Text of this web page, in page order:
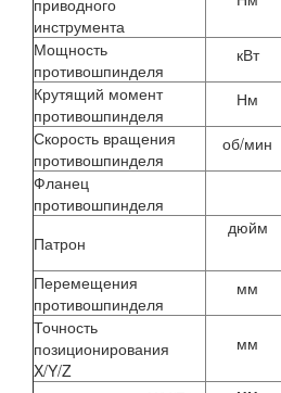
приводного
инструмента
Мощность
противошпинделя
кВт
Крутящий момент
противошпинделя
Нм
Скорость вращения
противошпинделя
об/мин
Фланец
противошпинделя
Патрон
дюйм
Перемещения
противошпинделя
мм
Точность
позиционирования
X/Y/Z
мм